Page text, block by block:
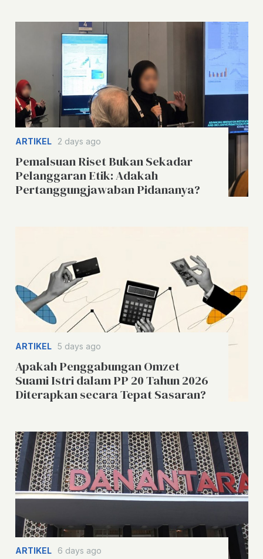
ARTIKEL 2 days ago
Pemalsuan Riset Bukan Sekadar
Pelanggaran Etik: Adakah
Pertanggungjawaban Pidananya?
ARTIKEL 5 days ago
Apakah Penggabungan Omzet
Suami Istri dalam PP 20 Tahun 2026
Diterapkan secara Tepat Sasaran?
ARTIKEL 6 days ago